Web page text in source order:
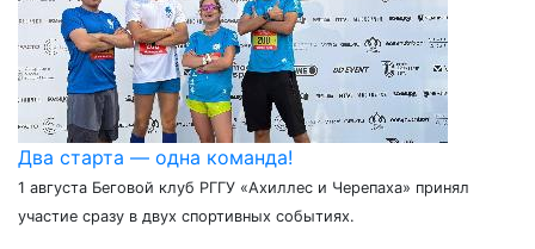
Два старта — одна команда!
1 августа Беговой клуб РГГУ «Ахиллес и Черепаха» принял
участие сразу в двух спортивных событиях.